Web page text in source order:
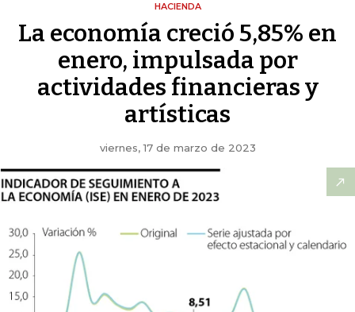
HACIENDA
La economía creció 5,85% en
enero, impulsada por
actividades financieras y
artísticas
viernes, 17 de marzo de 2023